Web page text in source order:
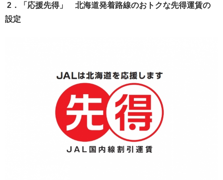
2．「応援先得」 北海道発着路線のおトクな先得運賃の
設定